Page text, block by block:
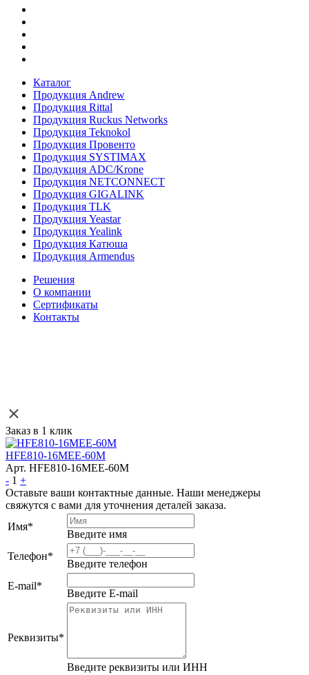
Каталог
Продукция Andrew
Продукция Rittal
Продукция Ruckus Networks
Продукция Teknokol
Продукция Провенто
Продукция SYSTIMAX
Продукция ADC/Krone
Продукция NETCONNECT
Продукция GIGALINK
Продукция TLK
Продукция Yeastar
Продукция Yealink
Продукция Катюша
Продукция Armendus
Решения
О компании
Сертификаты
Контакты
Заказ в 1 клик
HFE810-16MEE-60M
Арт. HFE810-16MEE-60M
- 1 +
Оставьте ваши контактные данные. Наши менеджеры
свяжутся с вами для уточнения деталей заказа.
Имя*
Введите имя
Телефон*
Введите телефон
E-mail*
Введите E-mail
Реквизиты*
Введите реквизиты или ИНН